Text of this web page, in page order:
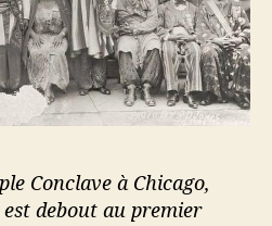
Conclave à Chicago,
debout au premier